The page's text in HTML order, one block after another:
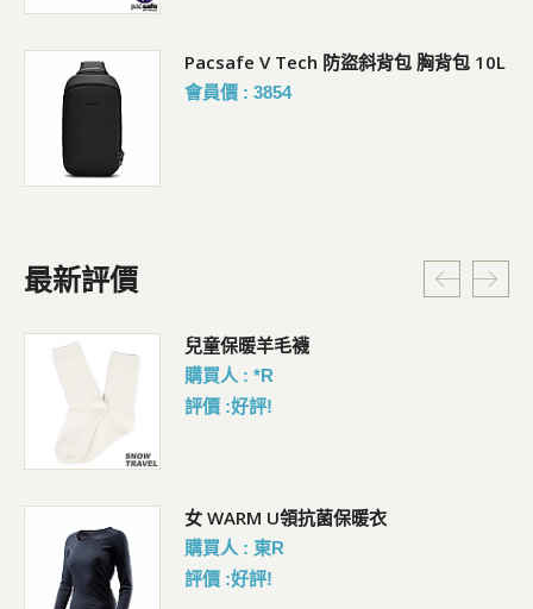
Pacsafe V Tech 防盜斜背包 胸背包 10L
會員價 : 3854
最新評價
兒童保暖羊毛襪
購買人 : *R
評價 :好評!
女 WARM U領抗菌保暖衣
購買人 : 東R
評價 :好評!